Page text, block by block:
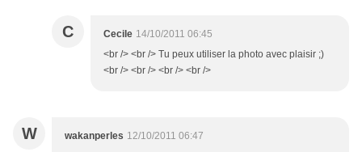
C Cecile 14/10/2011 06:45
<br /> <br /> Tu peux utiliser la photo avec plaisir ;)
<br /> <br /> <br /> <br />
W wakanperles 12/10/2011 06:47